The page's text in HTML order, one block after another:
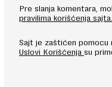
Pre slanja komentara,
pravilima korišćenja sajta.
Sajt je zaštićen pomocu
Uslovi Korišćenja su